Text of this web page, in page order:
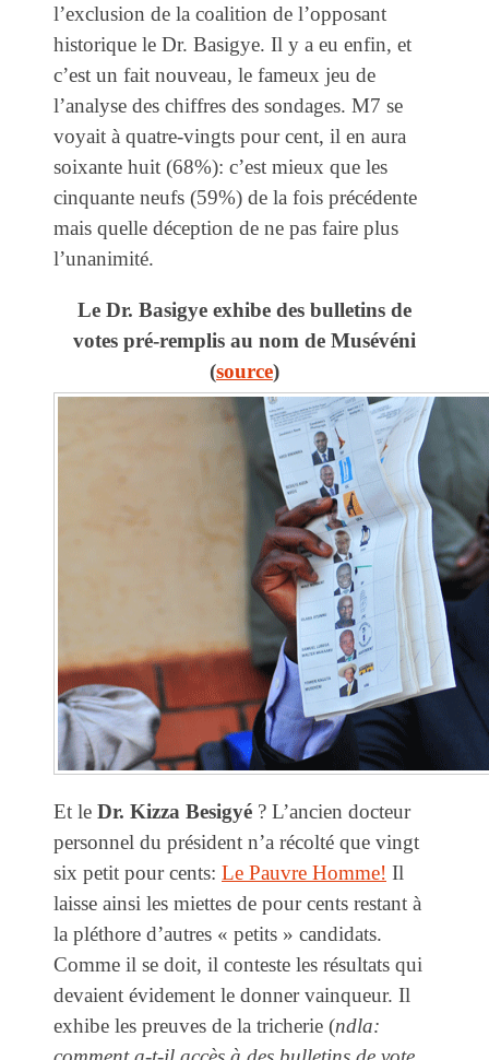
l’exclusion de la coalition de l’opposant
historique le Dr. Basigye. Il y a eu enfin, et
c’est un fait nouveau, le fameux jeu de
l’analyse des chiffres des sondages. M7 se
voyait à quatre-vingts pour cent, il en aura
soixante huit (68%): c’est mieux que les
cinquante neufs (59%) de la fois précédente
mais quelle déception de ne pas faire plus
l’unanimité.
Le Dr. Basigye exhibe des bulletins de
votes pré-remplis au nom de Musévéni
(source)
Et le Dr. Kizza Besigyé ? L’ancien docteur
personnel du président n’a récolté que vingt
six petit pour cents: Le Pauvre Homme! Il
laisse ainsi les miettes de pour cents restant à
la pléthore d’autres « petits » candidats.
Comme il se doit, il conteste les résultats qui
devaient évidement le donner vainqueur. Il
exhibe les preuves de la tricherie (ndla: